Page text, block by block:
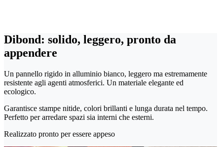
Dibond: solido, leggero, pronto da
appendere
Un pannello rigido in alluminio bianco, leggero ma estremamente
resistente agli agenti atmosferici. Un materiale elegante ed
ecologico.
Garantisce stampe nitide, colori brillanti e lunga durata nel tempo.
Perfetto per arredare spazi sia interni che esterni.
Realizzato pronto per essere appeso